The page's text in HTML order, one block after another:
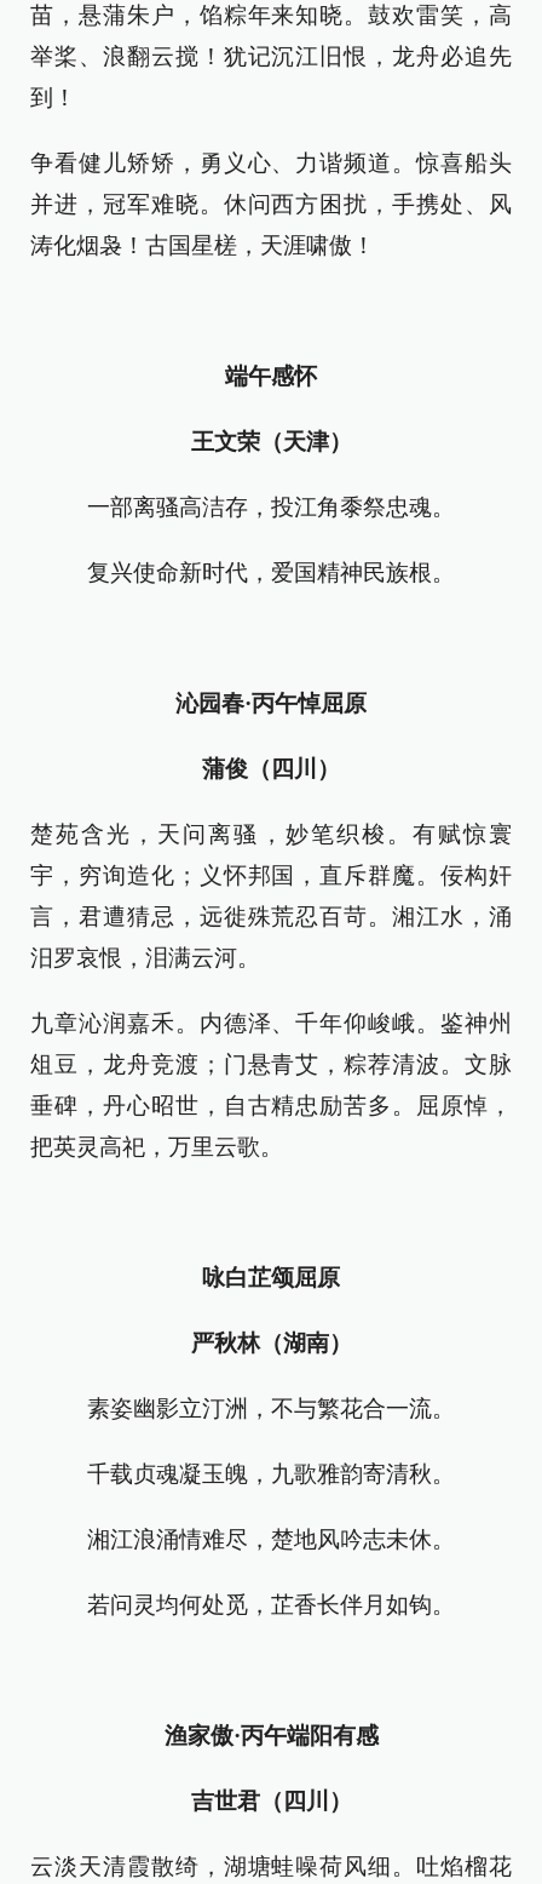
苗，悬蒲朱户，馅粽年来知晓。鼓欢雷笑，高
举桨、浪翻云搅！犹记沉江旧恨，龙舟必追先
到！
争看健儿矫矫，勇义心、力谐频道。惊喜船头
并进，冠军难晓。休问西方困扰，手携处、风
涛化烟袅！古国星槎，天涯啸傲！
端午感怀
王文荣（天津）
一部离骚高洁存，投江角黍祭忠魂。
复兴使命新时代，爱国精神民族根。
沁园春·丙午悼屈原
蒲俊（四川）
楚苑含光，天问离骚，妙笔织梭。有赋惊寰
宇，穷询造化；义怀邦国，直斥群魔。佞构奸
言，君遭猜忌，远徙殊荒忍百苛。湘江水，涌
汨罗哀恨，泪满云河。
九章沁润嘉禾。内德泽、千年仰峻峨。鉴神州
俎豆，龙舟竞渡；门悬青艾，粽荐清波。文脉
垂碑，丹心昭世，自古精忠励苦多。屈原悼，
把英灵高祀，万里云歌。
咏白芷颂屈原
严秋林（湖南）
素姿幽影立汀洲，不与繁花合一流。
千载贞魂凝玉魄，九歌雅韵寄清秋。
湘江浪涌情难尽，楚地风吟志未休。
若问灵均何处觅，芷香长伴月如钩。
渔家傲·丙午端阳有感
吉世君（四川）
云淡天清霞散绮，湖塘蛙噪荷风细。吐焰榴花